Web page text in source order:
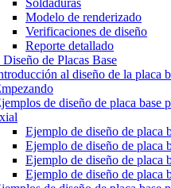
Soldaduras
Modelo de renderizado
Verificaciones de diseño
Reporte detallado
de Placas Base
al diseño de la placa
de diseño de placa base
Ejemplo de diseño de placa
Ejemplo de diseño de placa
Ejemplo de diseño de placa
Ejemplo de diseño de placa